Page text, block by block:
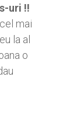
uri !!
mai
la al
o